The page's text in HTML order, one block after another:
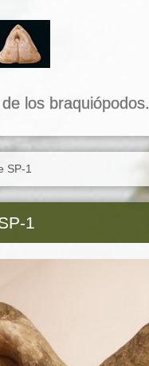
los braquiópodos.
SP-1
1